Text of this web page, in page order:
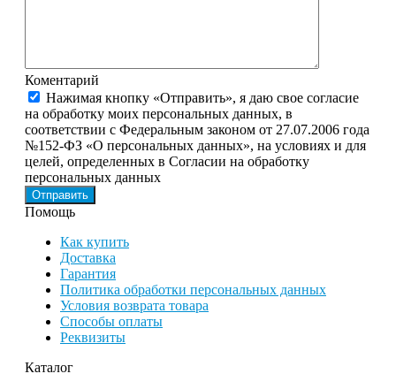
Коментарий
Нажимая кнопку «Отправить», я даю свое согласие
на обработку моих персональных данных, в
соответствии с Федеральным законом от 27.07.2006 года
№152-ФЗ «О персональных данных», на условиях и для
целей, определенных в Согласии на обработку
персональных данных
Помощь
Как купить
Доставка
Гарантия
Политика обработки персональных данных
Условия возврата товара
Способы оплаты
Реквизиты
Каталог